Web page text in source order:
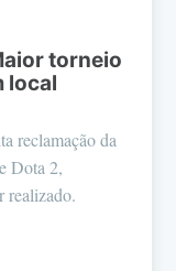
torneio
local
reclamação da
Dota 2,
realizado.